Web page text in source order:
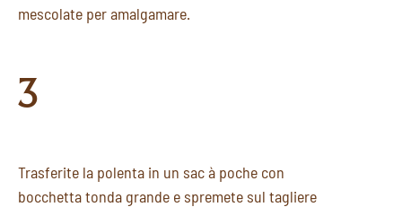
mescolate per amalgamare.
3
Trasferite la polenta in un sac à poche con
bocchetta tonda grande e spremete sul tagliere